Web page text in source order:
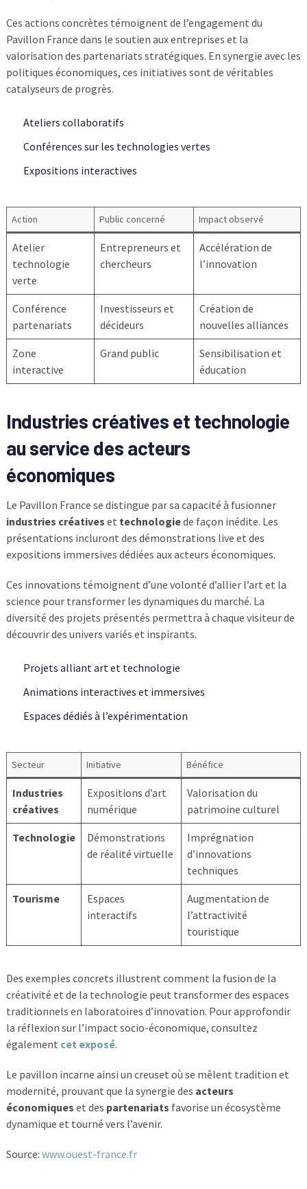
Ces actions concrètes témoignent de l’engagement du
Pavillon France dans le soutien aux entreprises et la
valorisation des partenariats stratégiques. En synergie avec les
politiques économiques, ces initiatives sont de véritables
catalyseurs de progrès.
Ateliers collaboratifs
Conférences sur les technologies vertes
Expositions interactives
Action Public concerné Impact observé
Atelier
technologie
verte
Entrepreneurs et
chercheurs
Accélération de
l’innovation
Conférence
partenariats
Investisseurs et
décideurs
Création de
nouvelles alliances
Zone
interactive
Grand public
Sensibilisation et
éducation
Industries créatives et technologie
au service des acteurs
économiques
Le Pavillon France se distingue par sa capacité à fusionner
industries créatives et technologiede façon inédite. Les
présentations incluront des démonstrations live et des
expositions immersives dédiées aux acteurs économiques.
Ces innovations témoignent d’une volonté d’allier l’art et la
science pour transformer les dynamiques du marché. La
diversité des projets présentés permettra à chaque visiteur de
découvrir des univers variés et inspirants.
Projets alliant art et technologie
Animations interactives et immersives
Espaces dédiés à l’expérimentation
Secteur Initiative Bénéfice
Industries
créatives
Expositions d’art
numérique
Valorisation du
patrimoine culturel
Technologie
Démonstrations
de réalité virtuelle
Imprégnation
d’innovations
techniques
Tourisme
Espaces
interactifs
Augmentation de
l’attractivité
touristique
Des exemples concrets illustrent comment la fusion de la
créativité et de la technologie peut transformer des espaces
traditionnels en laboratoires d’innovation. Pour approfondir
la réflexion sur l’impact socio-économique, consultez
également cet exposé.
Le pavillon incarne ainsi un creuset où se mêlent tradition et
modernité, prouvant que la synergie des acteurs
économiques et des partenariats favorise un écosystème
dynamique et tourné vers l’avenir.
Source: www.ouest-france.fr